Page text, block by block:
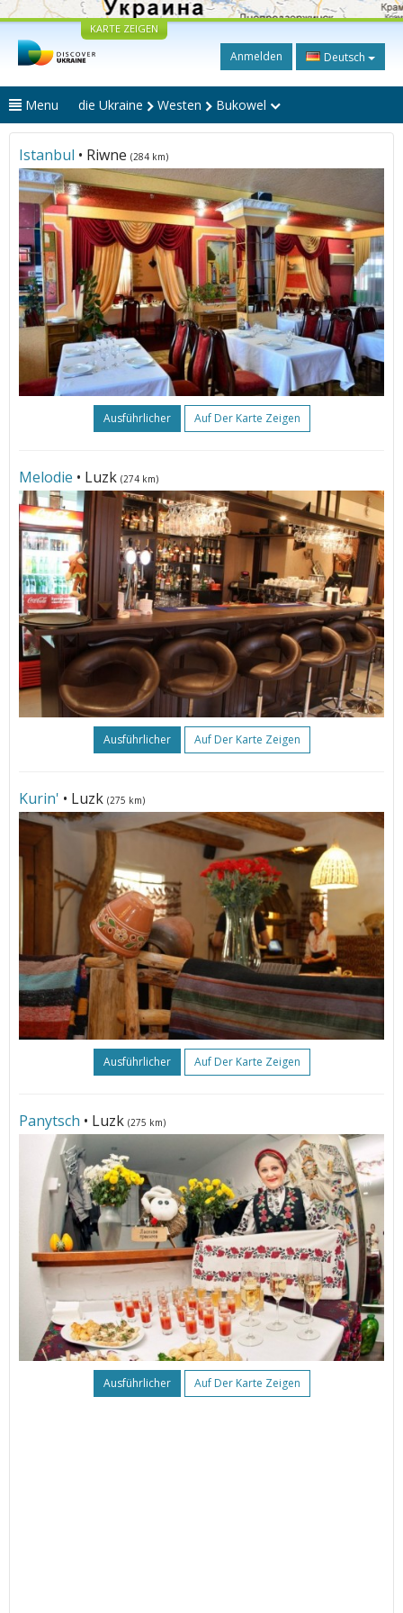
KARTE ZEIGEN
Anmelden Deutsch
Menu die Ukraine Westen Bukowel
Istanbul • Riwne (284 km)
Ausführlicher Auf Der Karte Zeigen
Melodie • Luzk (274 km)
Ausführlicher Auf Der Karte Zeigen
Kurin' • Luzk (275 km)
Ausführlicher Auf Der Karte Zeigen
Panytsch • Luzk (275 km)
Ausführlicher Auf Der Karte Zeigen